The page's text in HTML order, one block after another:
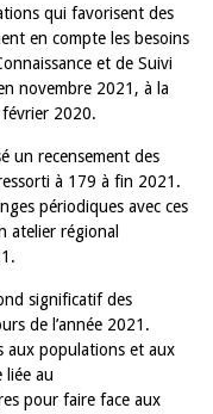
qui favorisent des
en compte les besoins
et de Suivi
novembre 2021, à la
2020.
un recensement des
à 179 à fin 2021.
périodiques avec ces
atelier régional
significatif des
de l’année 2021.
aux populations et aux
liée au
pour faire face aux